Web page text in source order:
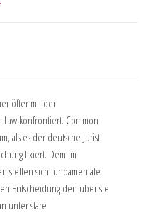
öfter mit der
konfrontiert. Common
als es der deutsche Jurist
fixiert. Dem im
stellen sich fundamentale
Entscheidung den über sie
unter stare